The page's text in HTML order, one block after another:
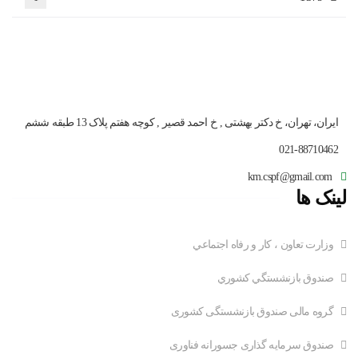
ایران، تهران، خ دکتر بهشتی , خ احمد قصیر , کوچه هفتم پلاک 13 طبقه ششم
021-88710462
km.cspf@gmail.com
لینک ها
وزارت تعاون ، کار و رفاه اجتماعي
صندوق بازنشستگي کشوري
گروه مالی صندوق بازنشستگی کشوری
صندوق سرمایه گذاری جسورانه فناوری